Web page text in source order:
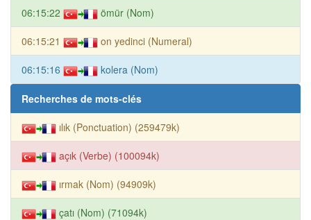
06:15:22 ömür (Nom)
06:15:21 on yedinci (Numeral)
06:15:16 kolera (Nom)
Recherches de mots-clés
ılık (Ponctuation) (259479k)
açık (Verbe) (100094k)
ırmak (Nom) (94909k)
çatı (Nom) (71094k)